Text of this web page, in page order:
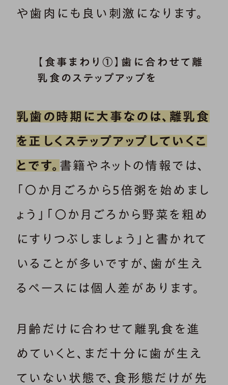
や歯肉にも良い刺激になります。
【食事まわり①】歯に合わせて離
乳食のステップアップを
乳歯の時期に大事なのは、離乳食
を正しくステップアップしていくこ
とです。 書籍やネットの情報では、
「〇か月ごろから5倍粥を始めまし
ょう」「○か月ごろから野菜を粗め
にすりつぶしましょう」と書かれて
いることが多いですが、歯が生え
るペースには個人差があります。
月齢だけに合わせて離乳食を進
めていくと、まだ十分に歯が生え
ていない状態で、食形態だけが先